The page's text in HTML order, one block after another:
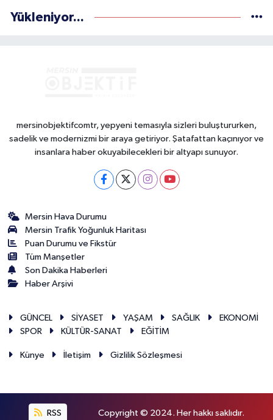
Yükleniyor...
mersinobjektifcomtr, yepyeni temasıyla sizleri buluştururken,
sadelik ve modernizmi bir araya getiriyor. Şatafattan kaçınıyor ve
insanlara haber okuyabilecekleri bir altyapı sunuyor.
Mersin Hava Durumu
Mersin Trafik Yoğunluk Haritası
Puan Durumu ve Fikstür
Tüm Manşetler
Son Dakika Haberleri
Haber Arşivi
GÜNCEL SİYASET YAŞAM SAĞLIK
EKONOMİ
SPOR
KÜLTÜR-SANAT EĞİTİM
Künye İletişim Gizlilik Sözleşmesi
RSS Copyright © 2024. Her hakkı saklıdır.